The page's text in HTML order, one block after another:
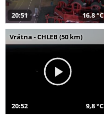
20:51 16,8 °C
Vrátna - CHLEB (50 km)
20:52 9,8 °C